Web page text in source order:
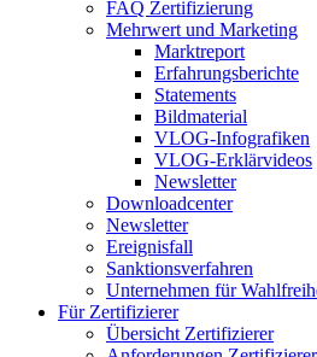
FAQ Zertifizierung
Mehrwert und Marketing
Marktreport
Erfahrungsberichte
Statements
Bildmaterial
VLOG-Infografiken
VLOG-Erklärvideos
Newsletter
Downloadcenter
Newsletter
Ereignisfall
Sanktionsverfahren
Unternehmen für
Für Zertifizierer
Übersicht Zertifizierer